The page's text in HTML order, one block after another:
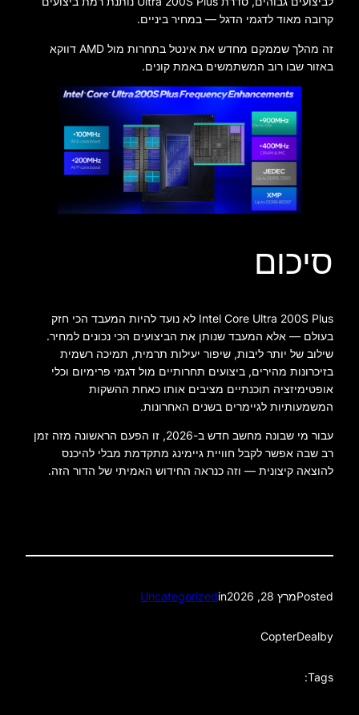
קרובה מאוד לדגמי הדגל — במחיר ביניים.
זה מהלך שממקם מחדש את אינטל בתחרות מול AMD דווקא
באזור שבו רוב המשתמשים באמת קונים.
סיכום
Intel Core Ultra 200S Plus לא נועד להיות המעבד הכי חזק
בעולם — אלא המעבד שנותן את הביצועים הכי נכונים למחיר.
שילוב של יותר ליבות, שיפור יעילות תרמית, תמיכה רשמית
בזיכרונות מהירים, ביצועים תחרותיים מול דגמי פרימיום וכלי
אופטימיזציה תוכנתיים מציבים אותו כאחת ההשקות
המשמעותיות לגיימרים בשנים האחרונות.
עבור מי שבונה מחשב חדש ב-2026, זו הפעם הראשונה מזה זמן
רב שבה אפשר לקבל חוויית גיימינג מתקדמת מבלי להיכנס
להוצאה קיצונית — וזה כנראה החידוש האמיתי של הדור הזה.
Postedמרץ 28, 2026 in
Uncategorized
by
CopterDeal
Tags: